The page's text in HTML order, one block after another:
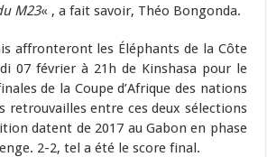
M23« , a fait savoir, Théo Bongonda.
affronteront les Éléphants de la Côte
07 février à 21h de Kinshasa pour le
de la Coupe d’Afrique des nations
retrouvailles entre ces deux sélections
datent de 2017 au Gabon en phase
2-2, tel a été le score final.